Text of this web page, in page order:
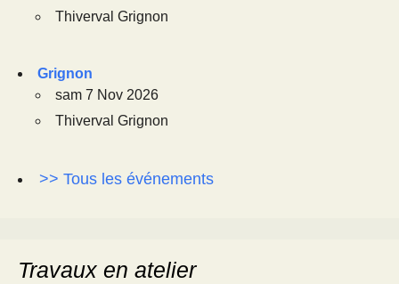
Thiverval Grignon
Grignon
sam 7 Nov 2026
Thiverval Grignon
>> Tous les événements
Travaux en atelier